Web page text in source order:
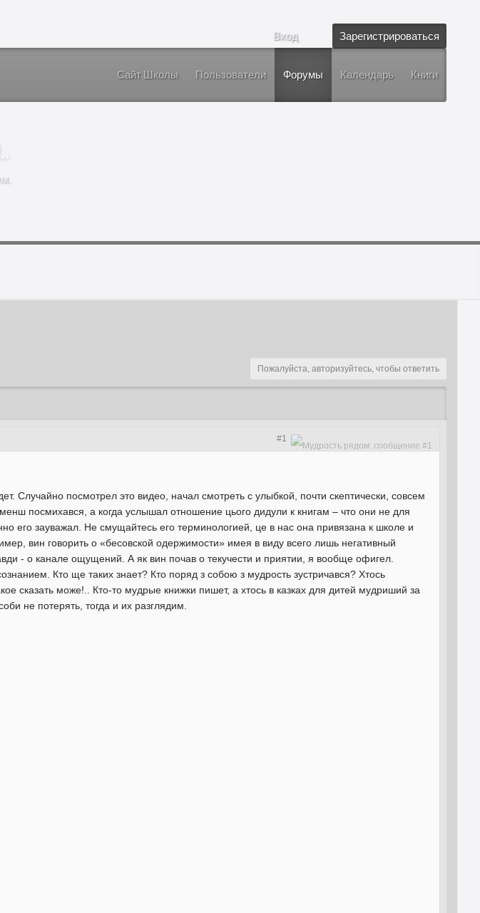
Вход Зарегистрироваться
Сайт Школы Пользователи Форумы Календарь Книги
Пожалуйста, авторизуйтесь, чтобы ответить
#1
Случайно посмотрел это видео, начал смотреть с улыбкой, почти скептически, совсем
посмихався, а когда услышал отношение цього дидули к книгам – что они не для
его зауважал. Не смущайтесь его терминологией, це в нас она привязана к школе и
вин говорить о «бесовской одержимости» имея в виду всего лишь негативный
- о канале ощущений. А як вин почав о текучести и приятии, я вообще офигел.
Кто ще таких знает? Кто поряд з собою з мудрость зустричався? Хтось
сказать може!.. Кто-то мудрые книжки пишет, а хтось в казках для дитей мудриший за
не потерять, тогда и их разглядим.